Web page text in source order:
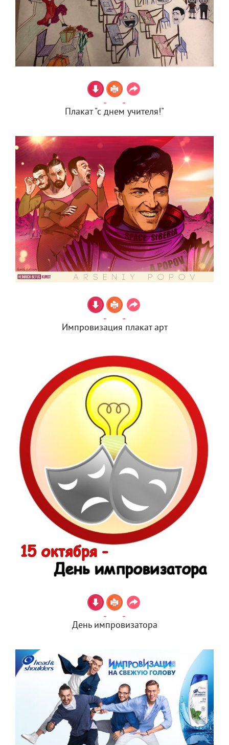
Плакат "с днем учителя!"
Импровизация плакат арт
День импровизатора